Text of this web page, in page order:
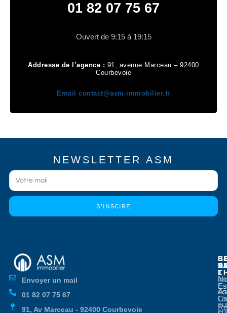
01 82 07 75 67
Ouvert de 9:15 à 19:15
Addresse de l’agence : 91, avenue Marceau – 92400
Courbevoie
Emailcontact@asm-immobilier.fr
NEWSLETTER ASM
S'INSCIRE
Envoyer un mail
01 82 07 75 67
91, Av Marceau - 92400 Courbevoie